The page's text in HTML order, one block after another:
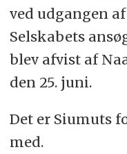
ved udgangen
Selskabets
blev afvist af
den 25. juni.
Det er Siumuts
med.